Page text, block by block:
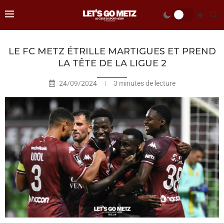
LE FC METZ ÉTRILLE MARTIGUES ET PREND
LA TÊTE DE LA LIGUE 2
24/09/2024 3 minutes de lecture